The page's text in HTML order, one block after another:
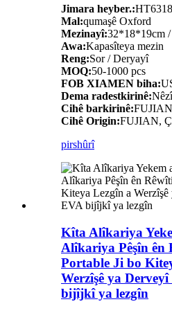
Jimara heyber.:
Mal:qumaşê Oxford
Mezinayî:32*18*19cm
Awa:Kapasîteya mezin
Reng:Sor / Deryayî
MOQ:50-1000 pcs
FOB XIAMEN biha:
Dema radestkirinê:
Cihê barkirinê:
Cihê Origin:FUJIAN,
pirshûrî
Kîta Alîkariya
Alîkariya Pêşîn ên
Portable Ji bo
Werzîşê ya
bijîjkî ya lezgîn